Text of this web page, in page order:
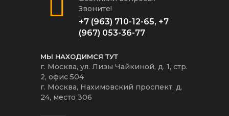
Звоните!
+7 (963) 710-12-65, +7
(967) 053-36-77
МЫ НАХОДИМСЯ ТУТ
г. Москва, ул. Лизы Чайкиной, д. 1, стр.
2, офис 504
г. Москва, Нахимовский проспект, д.
24, место 306